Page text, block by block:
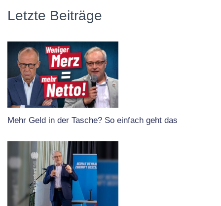
Letzte Beiträge
Mehr Geld in der Tasche? So einfach geht das